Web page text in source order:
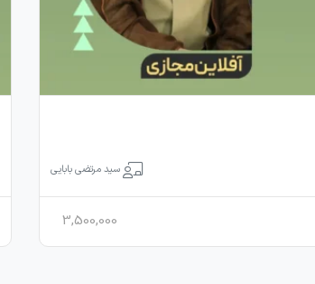
سید مرتضی بابایی
3,500,000